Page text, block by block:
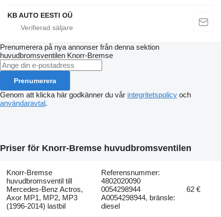
KB AUTO EESTI OÜ
Prenumerera på nya annonser från denna sektion
huvudbromsventilen Knorr-Bremse
Prenumerera
Genom att klicka här godkänner du vår integritetspolicy och
användaravtal.
Priser för Knorr-Bremse huvudbromsventilen
Knorr-Bremse
huvudbromsventil till
Mercedes-Benz Actros,
Axor MP1, MP2, MP3
(1996-2014) lastbil
Referensnummer:
4802020090
0054298944
A0054298944, bränsle:
diesel
62 €